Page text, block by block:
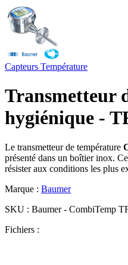
Capteurs Température
Transmetteur
hygiénique -
Le transmetteur de température
présenté dans un boîtier inox.
résister aux conditions les plus
Marque : Baumer
SKU : Baumer - CombiTemp
Fichiers :